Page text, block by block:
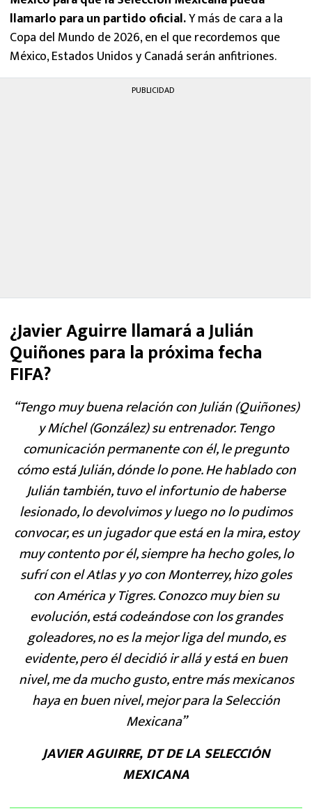
llamarlo para un partido oficial.Y más de cara a la
Copa del Mundo de 2026, en el que recordemos que
México, Estados Unidos y Canadá serán anfitriones.
PUBLICIDAD
¿Javier Aguirre llamará a Julián
Quiñones para la próxima fecha
FIFA?
“Tengo muy buena relación con Julián (Quiñones)
y Míchel (González) su entrenador. Tengo
comunicación permanente con él, le pregunto
cómo está Julián, dónde lo pone. He hablado con
Julián también, tuvo el infortunio de haberse
lesionado, lo devolvimos y luego no lo pudimos
convocar, es un jugador que está en la mira, estoy
muy contento por él, siempre ha hecho goles, lo
sufrí con el Atlas y yo con Monterrey, hizo goles
con América y Tigres. Conozco muy bien su
evolución, está codeándose con los grandes
goleadores, no es la mejor liga del mundo, es
evidente, pero él decidió ir allá y está en buen
nivel, me da mucho gusto, entre más mexicanos
haya en buen nivel, mejor para la Selección
Mexicana”
JAVIER AGUIRRE, DT DE LA SELECCIÓN
MEXICANA